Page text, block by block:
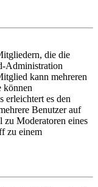
die die
Administration
kann mehreren
können
erleichtert es den
Benutzer auf
zu Moderatoren eines
zu einem